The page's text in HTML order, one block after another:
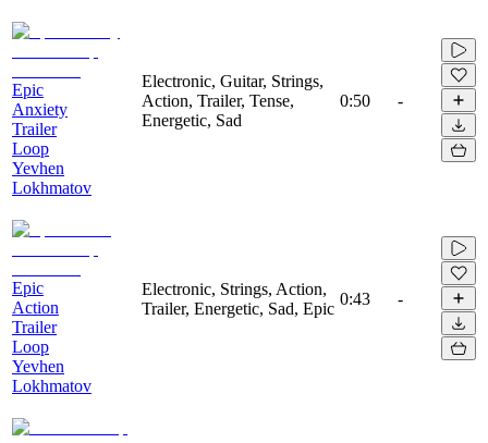
Epic
Anxiety
Trailer
Loop
Yevhen
Lokhmatov
Electronic, Guitar, Strings,
Action, Trailer, Tense,
Energetic, Sad
0:50 -
Epic
Action
Trailer
Loop
Yevhen
Lokhmatov
Electronic, Strings, Action,
Trailer, Energetic, Sad, Epic
0:43 -